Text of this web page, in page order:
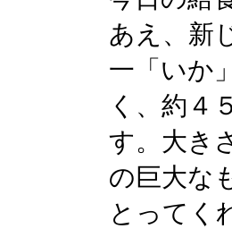
あえ、新
一「いか
く、約４
す。大き
の巨大な
とってく